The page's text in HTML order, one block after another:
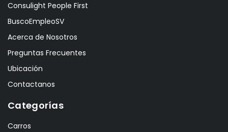
Consulight People First
BuscoEmpleoSV
Acerca de Nosotros
Preguntas Frecuentes
Ubicación
Contactanos
Categorías
Carros